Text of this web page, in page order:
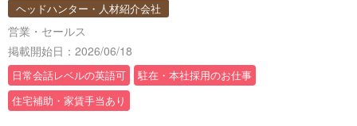
ヘッドハンター・人材紹介会社
営業・セールス
掲載開始日：2026/06/18
日常会話レベルの英語可
駐在・本社採用のお仕事
住宅補助・家賃手当あり